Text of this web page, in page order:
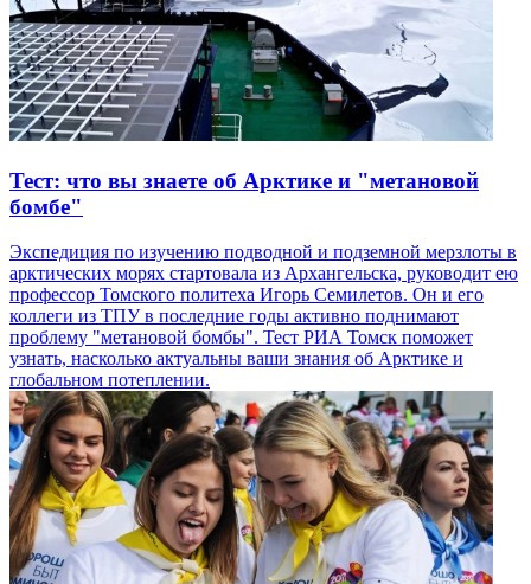
Тест: что вы знаете об Арктике и "метановой
бомбе"
Экспедиция по изучению подводной и подземной мерзлоты в
арктических морях стартовала из Архангельска, руководит ею
профессор Томского политеха Игорь Семилетов. Он и его
коллеги из ТПУ в последние годы активно поднимают
проблему "метановой бомбы". Тест РИА Томск поможет
узнать, насколько актуальны ваши знания об Арктике и
глобальном потеплении.